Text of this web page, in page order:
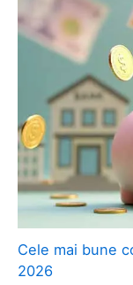
Cele mai bune
2026